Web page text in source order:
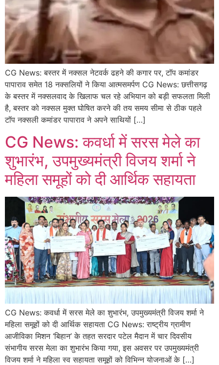
CG News: बस्तर में नक्सल नेटवर्क ढहने की कगार पर, टॉप कमांडर
पापाराव समेत 18 नक्सलियों ने किया आत्मसमर्पण CG News: छत्तीसगढ़
के बस्तर में नक्सलवाद के खिलाफ चल रहे अभियान को बड़ी सफलता मिली
है, बस्तर को नक्सल मुक्त घोषित करने की तय समय सीमा से ठीक पहले
टॉप नक्सली कमांडर पापाराव ने अपने साथियों […]
CG News: कवर्धा में सरस मेले का
शुभारंभ, उपमुख्यमंत्री विजय शर्मा ने
महिला समूहों को दी आर्थिक सहायता
CG News: कवर्धा में सरस मेले का शुभारंभ, उपमुख्यमंत्री विजय शर्मा ने
महिला समूहों को दी आर्थिक सहायता CG News: राष्ट्रीय ग्रामीण
आजीविका मिशन ‘बिहान’ के तहत सरदार पटेल मैदान में चार दिवसीय
संभागीय सरस मेला का शुभारंभ किया गया, इस अवसर पर उपमुख्यमंत्री
विजय शर्मा ने महिला स्व सहायता समूहों को विभिन्न योजनाओं के […]